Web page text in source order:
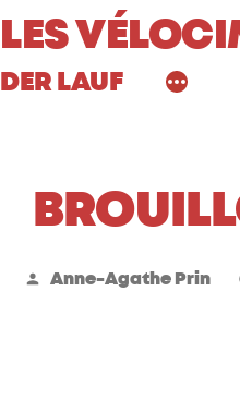
Aller
LES
DER LAUF
Publié
Anne-Agathe Prin